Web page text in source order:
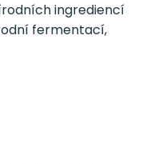
ingrediencí
fermentací,